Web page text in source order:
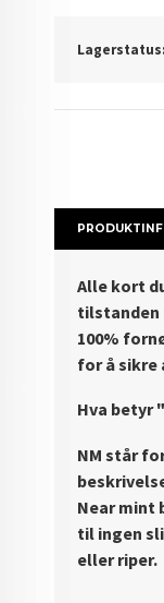
Lagerstatus:
Alle kort
tilstanden
100%
for å sikre
Hva betyr
NM står
Near mint
til ingen
eller riper.